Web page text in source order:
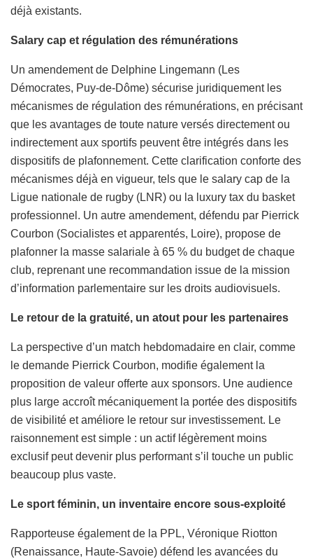
déjà existants.
Salary cap et régulation des rémunérations
Un amendement de Delphine Lingemann (Les
Démocrates, Puy-de-Dôme) sécurise juridiquement les
mécanismes de régulation des rémunérations, en précisant
que les avantages de toute nature versés directement ou
indirectement aux sportifs peuvent être intégrés dans les
dispositifs de plafonnement. Cette clarification conforte des
mécanismes déjà en vigueur, tels que le salary cap de la
Ligue nationale de rugby (LNR) ou la luxury tax du basket
professionnel. Un autre amendement, défendu par Pierrick
Courbon (Socialistes et apparentés, Loire), propose de
plafonner la masse salariale à 65 % du budget de chaque
club, reprenant une recommandation issue de la mission
d’information parlementaire sur les droits audiovisuels.
Le retour de la gratuité, un atout pour les partenaires
La perspective d’un match hebdomadaire en clair, comme
le demande Pierrick Courbon, modifie également la
proposition de valeur offerte aux sponsors. Une audience
plus large accroît mécaniquement la portée des dispositifs
de visibilité et améliore le retour sur investissement. Le
raisonnement est simple : un actif légèrement moins
exclusif peut devenir plus performant s’il touche un public
beaucoup plus vaste.
Le sport féminin, un inventaire encore sous-exploité
Rapporteuse également de la PPL, Véronique Riotton
(Renaissance, Haute-Savoie) défend les avancées du